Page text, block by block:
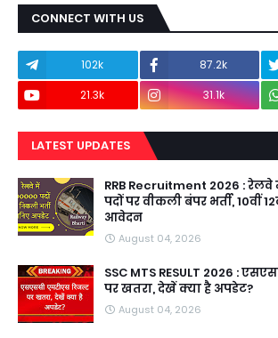
CONNECT WITH US
102k 87.2k
21.3k
31.1k
LATEST UPDATES
RRB Recruitment 2026 :
पदों पर वीकली बंपर भर्ती, 10वीं
आवेदन
August 04, 2026
SSC MTS RESULT 2026 :
पर खतरा, देखें क्या है अपडेट?
August 04, 2026